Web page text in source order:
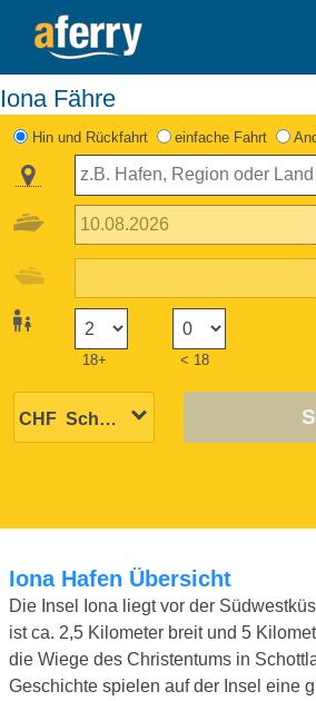
Iona Fähre
Hin und Rückfahrt einfache Fahrt
18+ < 18
Iona Hafen Übersicht
Die Insel Iona liegt vor der
ist ca. 2,5 Kilometer breit und 5
die Wiege des Christentums in
Geschichte spielen auf der Insel eine